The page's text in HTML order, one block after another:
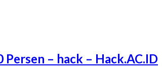
– hack – Hack.AC.ID